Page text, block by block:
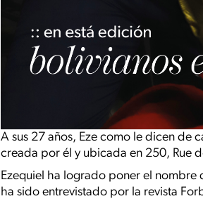
A sus 27 años, Eze como le dicen de
creada por él y ubicada en 250, Rue
Ezequiel ha logrado poner el nombre
ha sido entrevistado por la revista